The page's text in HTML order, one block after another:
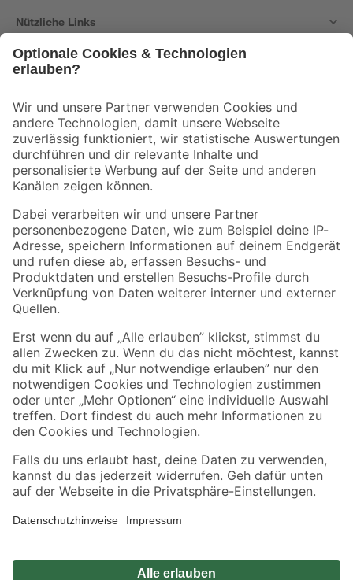
Nützliche Links
Der toom Newsletter: Keine Angebote und Aktionen mehr verpassen!
Zur Newsletter Anmeldung
Folge uns
Zahlungsarten Versandarten
Sicher einkaufen
Jetzt die toom-App herunterladen
Alle Preisangaben in EUR inkl. gesetzl. MwSt.. Die dargestellten Angebote sind unter
Umständen nicht in allen Märkten verfügbar. Die angegebenen Verfügbarkeiten beziehen
Produkte nur solange der Vorrat reicht.
*Paketversand ab 59 € versandkostenfrei, gilt nicht für Artikel mit Speditionsversand, hier
Privatsphäre Impressum